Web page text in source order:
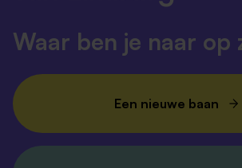
Waar ben je naar op
Een nieuwe baan